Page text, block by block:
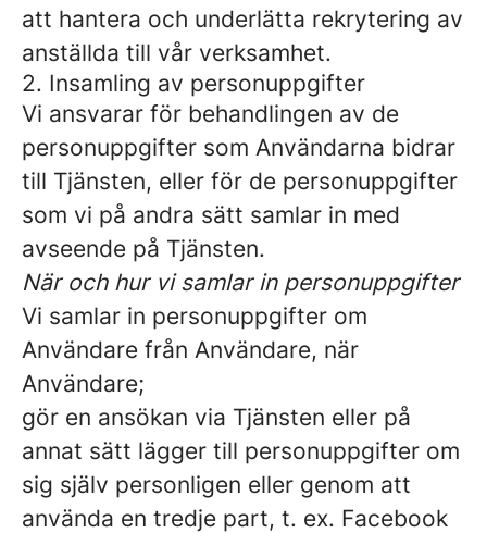
att hantera och underlätta rekrytering av
anställda till vår verksamhet.
2. Insamling av personuppgifter
Vi ansvarar för behandlingen av de
personuppgifter som Användarna bidrar
till Tjänsten, eller för de personuppgifter
som vi på andra sätt samlar in med
avseende på Tjänsten.
När och hur vi samlar in personuppgifter
Vi samlar in personuppgifter om
Användare från Användare, när
Användare;
gör en ansökan via Tjänsten eller på
annat sätt lägger till personuppgifter om
sig själv personligen eller genom att
använda en tredje part, t. ex. Facebook